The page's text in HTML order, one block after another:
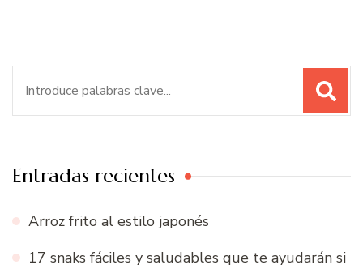
Entradas recientes
Arroz frito al estilo japonés
17 snaks fáciles y saludables que te ayudarán si